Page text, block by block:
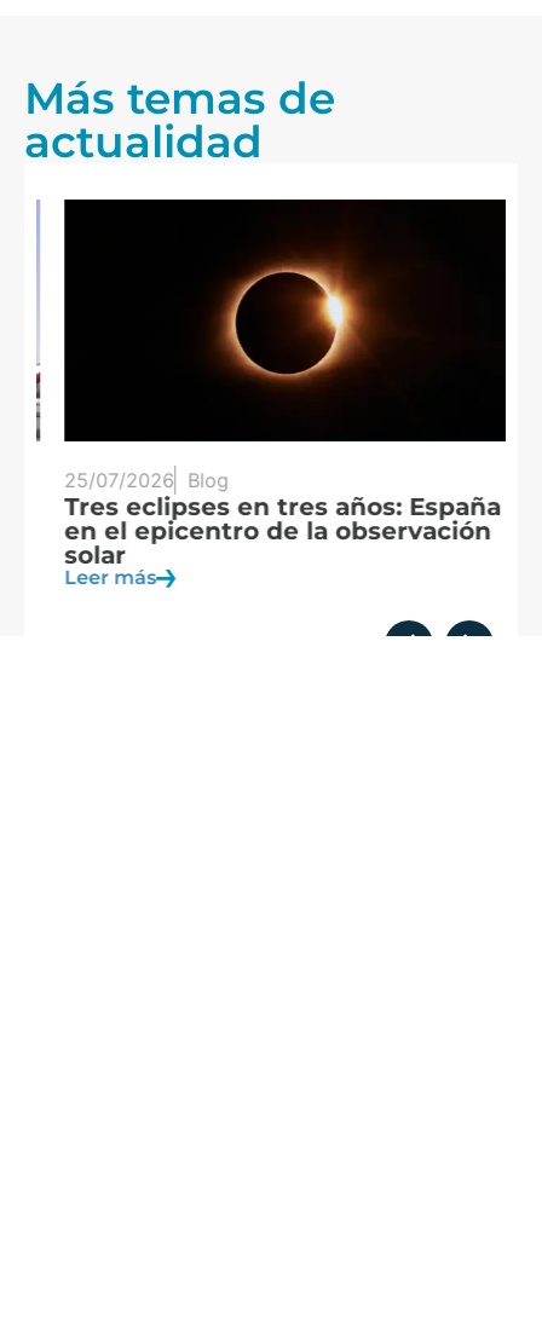
Más temas de
actualidad
25/07/2026 Blog
Tres eclipses en tres años: España
en el epicentro de la observación
solar
Leer más